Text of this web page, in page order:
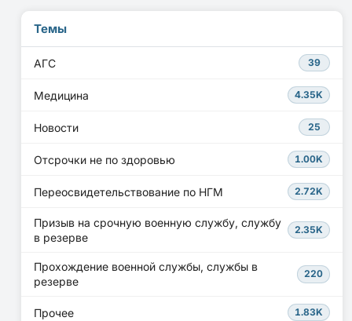
Темы
АГС 39
Медицина 4.35K
Новости 25
Отсрочки не по здоровью 1.00K
Переосвидетельствование по НГМ 2.72K
Призыв на срочную военную службу, службу
в резерве
2.35K
Прохождение военной службы, службы в
резерве
220
Прочее 1.83K